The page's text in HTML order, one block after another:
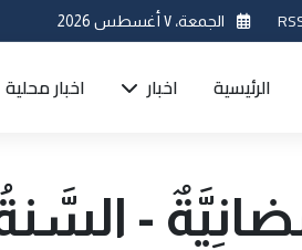
الجمعة، ٧ أغسطس 2026
الرئيسية اخبار اخبار محلية
-